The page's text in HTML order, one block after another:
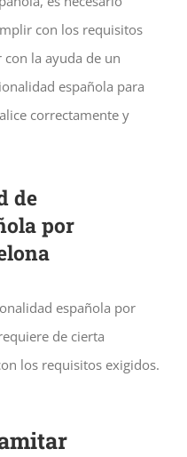
con los requisitos
la ayuda de un
española para
correctamente y
de
por
española por
de cierta
los requisitos exigidos.